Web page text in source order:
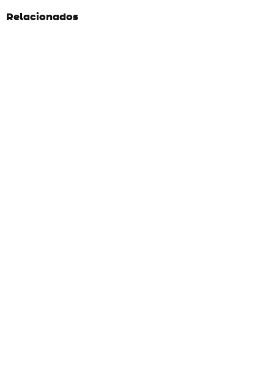
Relacionados